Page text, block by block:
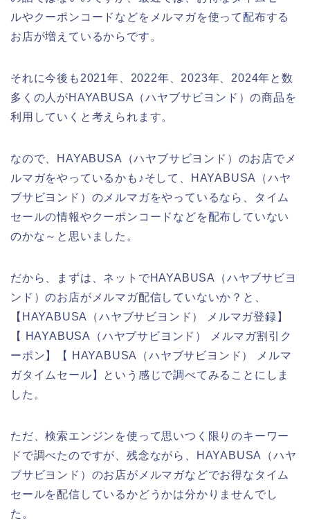
ルやクーポンコードなどをメルマガを使って配布する
お店が増えているからです。
それに今後も2021年、2022年、2023年、2024年と数
多くの人がHAYABUSA（ハヤブサビヨンド）の商品を
利用していくと考えられます。
なので、HAYABUSA（ハヤブサビヨンド）のお店でメ
ルマガをやっているかも♪そして、HAYABUSA（ハヤ
ブサビヨンド）のメルマガをやっているなら、タイム
セールの情報やクーポンコードなどを配布していない
のかな～と思いました。
だから、まずは、ネットでHAYABUSA（ハヤブサビヨ
ンド）のお店がメルマガ配信していないか？と、
【HAYABUSA（ハヤブサビヨンド） メルマガ登録】
【 HAYABUSA（ハヤブサビヨンド） メルマガ割引ク
ーポン】【 HAYABUSA（ハヤブサビヨンド） メルマ
ガタイムセール】という感じで調べてみることにしま
した。
ただ、検索エンジンを使って思いつく限りのキーワー
ドで調べたのですが、残念ながら、HAYABUSA（ハヤ
ブサビヨンド）のお店がメルマガなどでお得なタイム
セールを配信しているかどうかは分かりませんでし
た。